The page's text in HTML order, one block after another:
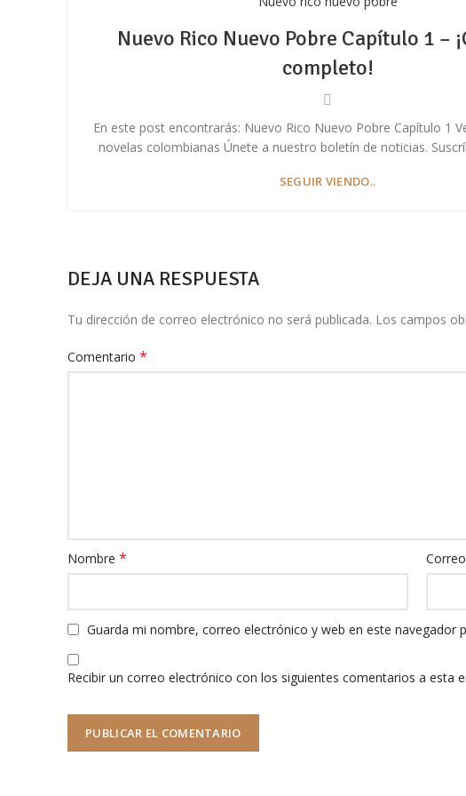
Nuevo Rico Nuevo Pobre Capítulo 1 –
completo!
En este post encontrarás: Nuevo Rico Nuevo Pobre Capítulo 1
novelas colombianas Únete a nuestro boletín de noticias.
SEGUIR VIENDO..
DEJA UNA RESPUESTA
Tu dirección de correo electrónico no será publicada. Los campos
Comentario *
Nombre *
Guarda mi nombre, correo electrónico y web en este navegador
Recibir un correo electrónico con los siguientes comentarios a esta